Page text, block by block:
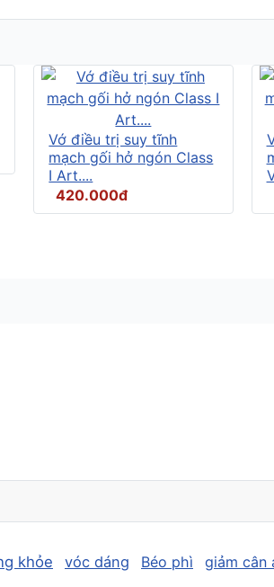
Vớ điều trị suy tĩnh
mạch gối hở ngón Class
I Art....
420.000đ
khỏe vóc dáng Béo phì giảm cân